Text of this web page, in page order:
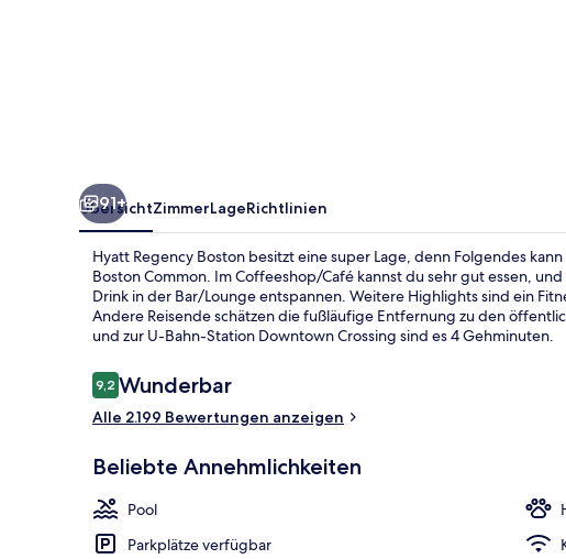
91+
ÜbersichtZimmerLageRichtlinien
Hyatt Regency Boston besitzt eine super Lage, denn Folgendes
Boston Common. Im Coffeeshop/Café kannst du sehr gut essen,
Drink in der Bar/Lounge entspannen. Weitere Highlights sind ein
Andere Reisende schätzen die fußläufige Entfernung zu den
und zur U-Bahn-Station Downtown Crossing sind es 4 Gehminuten.
Bewertungen
9,29,2 von 10.
Wunderbar
Alle 2.199 Bewertungen anzeigen
Beliebte Annehmlichkeiten
Pool
Parkplätze verfügbar